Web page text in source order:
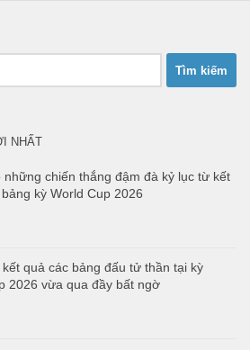
NHẤT
những chiến thắng đậm đà kỷ lục từ kết
kỳ World Cup 2026
quả các bảng đấu tử thần tại kỳ
2026 vừa qua đầy bất ngờ